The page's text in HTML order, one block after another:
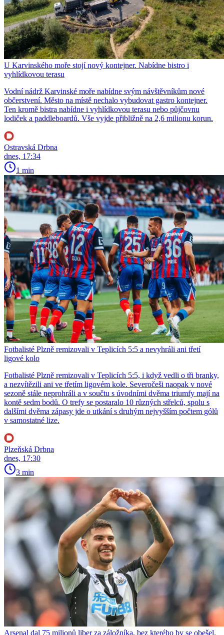
U Karvinského moře stojí nový kontejner. Nabídne bistro i
vyhlídkovou terasu
Vodní nádrž Karvinské moře nabídne svým návštěvníkům nové
občerstvení. Město na místě nechalo vybudovat gastro kontejner.
Ten kromě bistra nabídne i vyhlídkovou terasu nebo půjčovnu
lodiček a paddleboardů. Vše vyjde přibližně na 2,6 milionu korun.
Ostravská Drbna
dnes, 17:34
1 min
Fotbalisté Plzně remizovali v Teplicích 5:5 a nevyhráli ani třetí
ligové kolo
Fotbalisté Plzně remizovali v Teplicích 5:5, i když vedli o tři branky,
a nezvítězili ani ve třetím ligovém kole. Severočeši naopak v nové
sezoně stále neprohráli a v součtu s úvodními dvěma triumfy mají na
kontě sedm bodů. O trefy se postaralo 10 různých střelců, spolu s
dalšími dvěma zápasy jde o utkání s druhým nejvyšším počtem gólů
v samostatné lize.
Plzeňská Drbna
dnes, 17:30
3 min
Arsenal dal 75 milionů liber za záložníka, bez kterého by se obešel.